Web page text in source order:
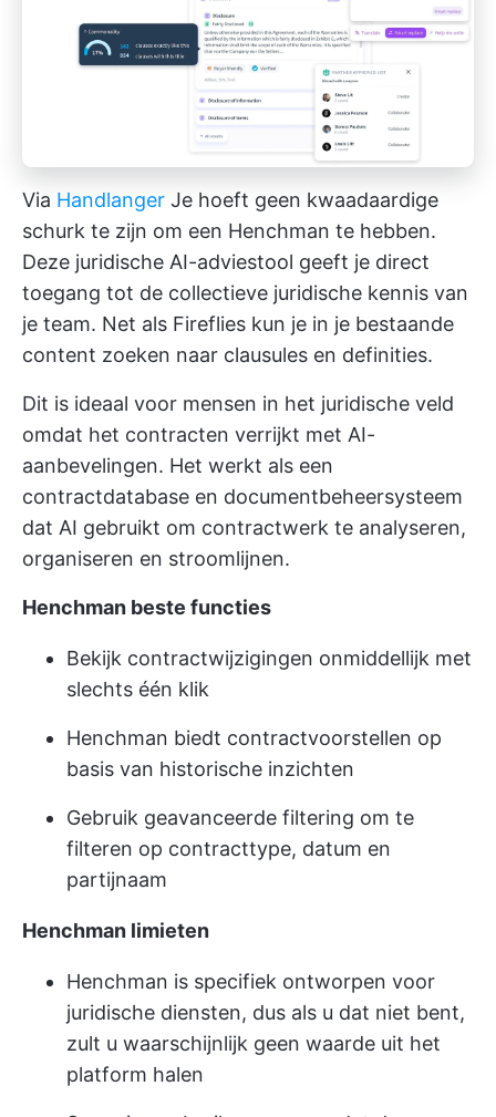
Via Handlanger Je hoeft geen kwaadaardige
schurk te zijn om een Henchman te hebben.
Deze juridische AI-adviestool geeft je direct
toegang tot de collectieve juridische kennis van
je team. Net als Fireflies kun je in je bestaande
content zoeken naar clausules en definities.
Dit is ideaal voor mensen in het juridische veld
omdat het contracten verrijkt met AI-
aanbevelingen. Het werkt als een
contractdatabase en documentbeheersysteem
dat AI gebruikt om contractwerk te analyseren,
organiseren en stroomlijnen.
Henchman beste functies
Bekijk contractwijzigingen onmiddellijk met
slechts één klik
Henchman biedt contractvoorstellen op
basis van historische inzichten
Gebruik geavanceerde filtering om te
filteren op contracttype, datum en
partijnaam
Henchman limieten
Henchman is specifiek ontworpen voor
juridische diensten, dus als u dat niet bent,
zult u waarschijnlijk geen waarde uit het
platform halen